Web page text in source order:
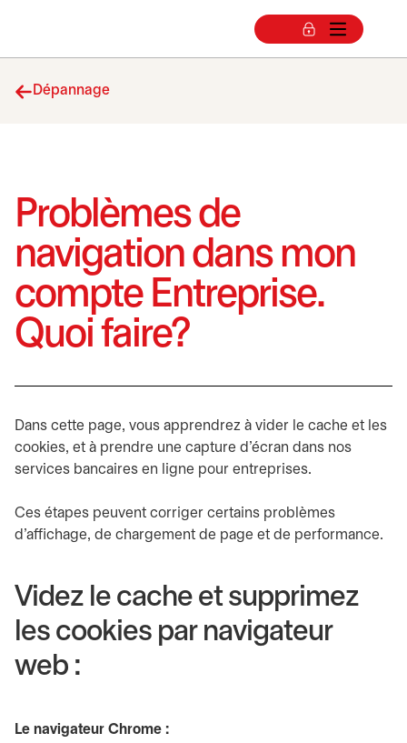
Dépannage
Problèmes de
navigation dans mon
compte Entreprise.
Quoi faire?
Dans cette page, vous apprendrez à vider le cache et les
cookies, et à prendre une capture d'écran dans nos
services bancaires en ligne pour entreprises.
Ces étapes peuvent corriger certains problèmes
d'affichage, de chargement de page et de performance.
Videz le cache et supprimez
les cookies par navigateur
web :
Le navigateur Chrome :